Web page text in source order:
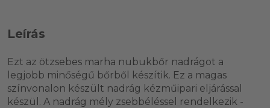
Leírás
Ezt az ötzsebes marha nubukbőr nadrágot a
legjobb minőségű bőrből készítik. Ez a magas
színvonalon készült nadrág kézműipari eljárással
készül. A nadrág mély zsebbéléssel rendelkezik -